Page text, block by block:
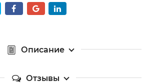
Описание
Отзывы